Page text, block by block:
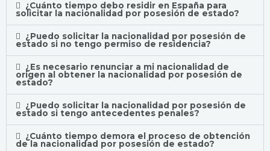
¿Cuánto tiempo debo residir en España para
solicitar la nacionalidad por posesión de estado?
¿Puedo solicitar la nacionalidad por posesión de
estado si no tengo permiso de residencia?
¿Es necesario renunciar a mi nacionalidad de
origen al obtener la nacionalidad por posesión de
estado?
¿Puedo solicitar la nacionalidad por posesión de
estado si tengo antecedentes penales?
¿Cuánto tiempo demora el proceso de obtención
de la nacionalidad por posesión de estado?